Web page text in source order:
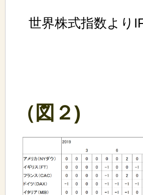
世界株式指数より
（図２)